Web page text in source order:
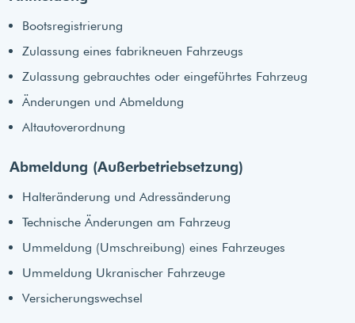
Bootsregistrierung
Zulassung eines fabrikneuen Fahrzeugs
Zulassung gebrauchtes oder eingeführtes Fahrzeug
Änderungen und Abmeldung
Altautoverordnung
Abmeldung (Außerbetriebsetzung)
Halteränderung und Adressänderung
Technische Änderungen am Fahrzeug
Ummeldung (Umschreibung) eines Fahrzeuges
Ummeldung Ukranischer Fahrzeuge
Versicherungswechsel